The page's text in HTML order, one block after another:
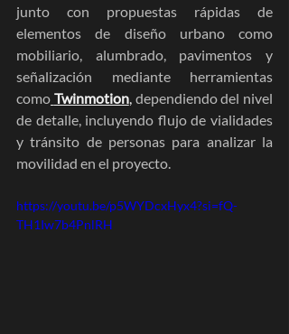
junto con propuestas rápidas de
elementos de diseño urbano como
mobiliario, alumbrado, pavimentos y
señalización mediante herramientas
como Twinmotion, dependiendo del nivel
de detalle, incluyendo flujo de vialidades
y tránsito de personas para analizar la
movilidad en el proyecto.
https://youtu.be/p5WYDcxHyx4?si=fQ-
TH1Iw7b4PnlRH